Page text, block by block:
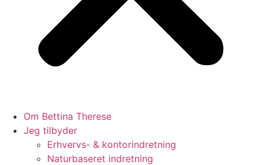
Om Bettina Therese
Jeg tilbyder
Erhvervs- & kontorindretning
Naturbaseret indretning